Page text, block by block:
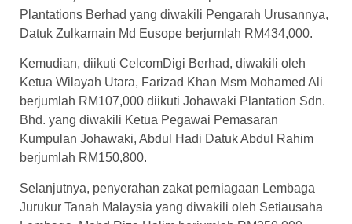
Plantations Berhad yang diwakili Pengarah Urusannya,
Datuk Zulkarnain Md Eusope berjumlah RM434,000.
Kemudian, diikuti CelcomDigi Berhad, diwakili oleh
Ketua Wilayah Utara, Farizad Khan Msm Mohamed Ali
berjumlah RM107,000 diikuti Johawaki Plantation Sdn.
Bhd. yang diwakili Ketua Pegawai Pemasaran
Kumpulan Johawaki, Abdul Hadi Datuk Abdul Rahim
berjumlah RM150,800.
Selanjutnya, penyerahan zakat perniagaan Lembaga
Jurukur Tanah Malaysia yang diwakili oleh Setiausaha